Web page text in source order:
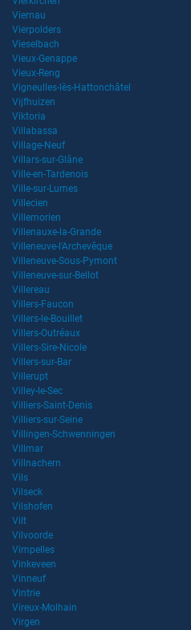
Viernau
Vierpolders
Vieselbach
Vieux-Genappe
Vieux-Reng
Vigneulles-lès-Hattonchâtel
Vijfhuizen
Viktoria
Villabassa
Village-Neuf
Villars-sur-Glâne
Ville-en-Tardenois
Ville-sur-Lumes
Villecien
Villemorien
Villenauxe-la-Grande
Villeneuve-l'Archevêque
Villeneuve-Sous-Pymont
Villeneuve-sur-Bellot
Villereau
Villers-Faucon
Villers-le-Bouillet
Villers-Outréaux
Villers-Sire-Nicole
Villers-sur-Bar
Villerupt
Villey-le-Sec
Villiers-Saint-Denis
Villiers-sur-Seine
Villingen-Schwenningen
Villmar
Villnachern
Vils
Vilseck
Vilshofen
Vilt
Vilvoorde
Vimpelles
Vinkeveen
Vinneuf
Vintrie
Vireux-Molhain
Virgen